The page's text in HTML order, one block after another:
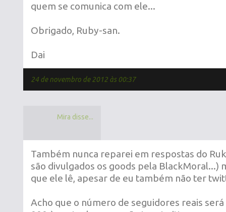
quem se comunica com ele...
Obrigado, Ruby-san.
Dai
24 de novembro de 2012 às 00:37
Mira disse...
Também nunca reparei em respostas do
são divulgados os goods pela BlackMoral...)
que ele lê, apesar de eu também não ter
Acho que o número de seguidores reais